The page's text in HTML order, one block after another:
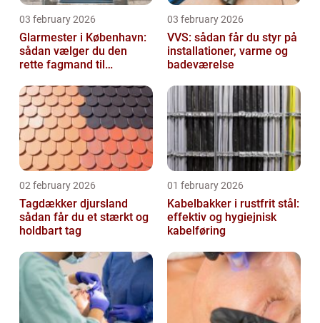
03 february 2026
Glarmester i København:
sådan vælger du den
rette fagmand til
03 february 2026
VVS: sådan får du styr på
installationer, varme og
badeværelse
02 february 2026
Tagdækker djursland
sådan får du et stærkt og
holdbart tag
01 february 2026
Kabelbakker i rustfrit stål:
effektiv og hygiejnisk
kabelføring